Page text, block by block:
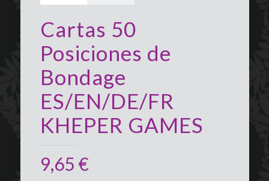
Cartas 50
Posiciones de
Bondage
ES/EN/DE/FR
KHEPER GAMES
9,65 €